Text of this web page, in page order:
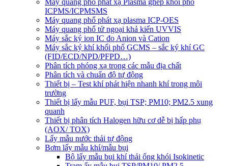
ICPMS/ICPMSMS
Máy quang phổ phát xạ plasma ICP-OES
Máy quang phổ tử ngoại khả kiến UVVIS
Máy sắc ký ion IC đo Anion và Cation
Máy sắc ký khí khối phổ GCMS – sắc ký khí GC
(FID/ECD/NPD/PFPD…)
Phân tích phóng xạ trong các mẫu địa chất
Phân tích và chuẩn độ tự động
Thiết bị – Test khí phát hiện nhanh khí trong môi
trường
Thiết bị lấy mẫu PUF, bụi TSP; PM10; PM2.5 xung
quanh
Thiết bị phân tích Halogen hữu cơ dễ bị hấp phụ
(AOX/ TOX)
Lấy mẫu nước thải tự động
Bơm lấy mẫu khí/mẫu bụi
Bộ lấy mẫu bụi khí thải ống khói Isokinetic